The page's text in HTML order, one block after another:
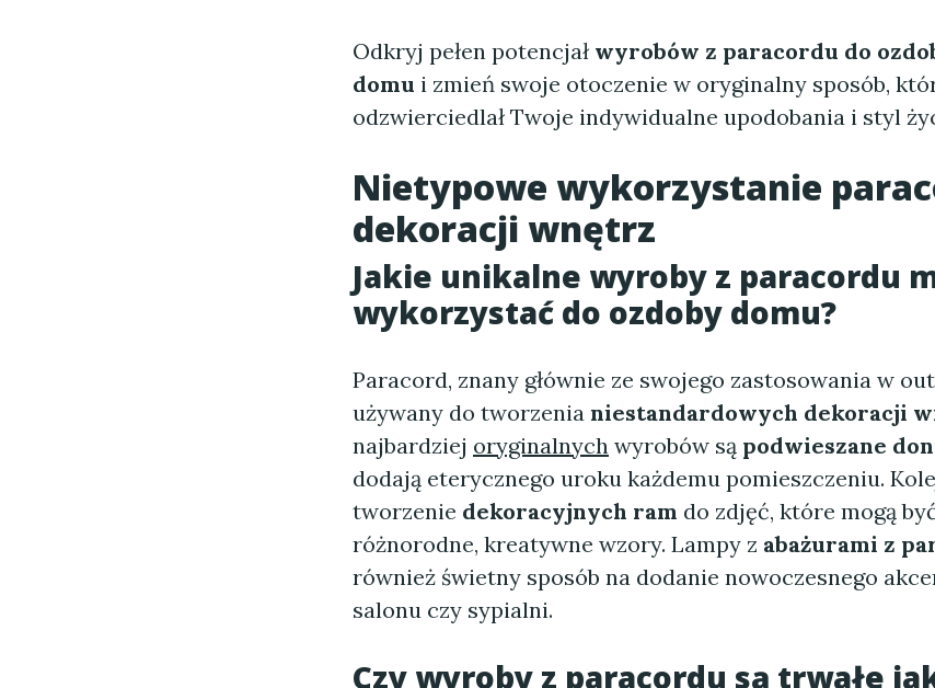
Odkryj pełen potencjał wyrobów z paracordu do
domu i zmień swoje otoczenie w oryginalny sposób,
odzwierciedlał Twoje indywidualne upodobania i styl
Nietypowe wykorzystanie
dekoracji wnętrz
Jakie unikalne wyroby z paracordu
wykorzystać do ozdoby domu?
Paracord, znany głównie ze swojego zastosowania w
używany do tworzenia niestandardowych dekoracji
najbardziej oryginalnych wyrobów są podwieszane
dodają eterycznego uroku każdemu pomieszczeniu.
tworzenie dekoracyjnych ram do zdjęć, które mogą
różnorodne, kreatywne wzory. Lampy z abażurami z
również świetny sposób na dodanie nowoczesnego
salonu czy sypialni.
Czy wyroby z paracordu są trwałe